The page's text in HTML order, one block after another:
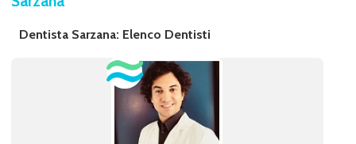
Dentista Sarzana: Elenco Dentisti